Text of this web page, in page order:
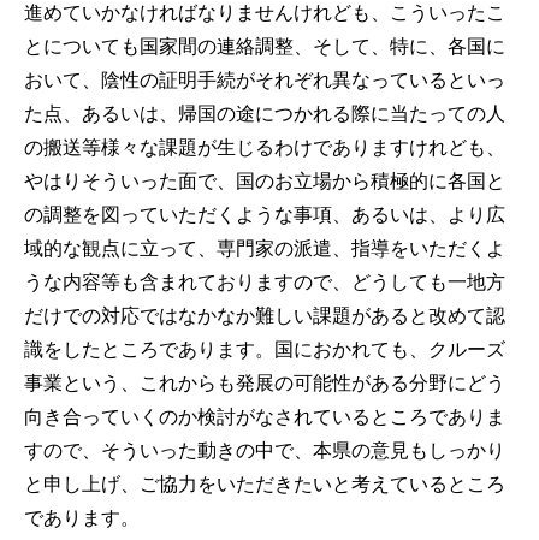
進めていかなければなりませんけれども、こういったこ
とについても国家間の連絡調整、そして、特に、各国に
おいて、陰性の証明手続がそれぞれ異なっているといっ
た点、あるいは、帰国の途につかれる際に当たっての人
の搬送等様々な課題が生じるわけでありますけれども、
やはりそういった面で、国のお立場から積極的に各国と
の調整を図っていただくような事項、あるいは、より広
域的な観点に立って、専門家の派遣、指導をいただくよ
うな内容等も含まれておりますので、どうしても一地方
だけでの対応ではなかなか難しい課題があると改めて認
識をしたところであります。国におかれても、クルーズ
事業という、これからも発展の可能性がある分野にどう
向き合っていくのか検討がなされているところでありま
すので、そういった動きの中で、本県の意見もしっかり
と申し上げ、ご協力をいただきたいと考えているところ
であります。